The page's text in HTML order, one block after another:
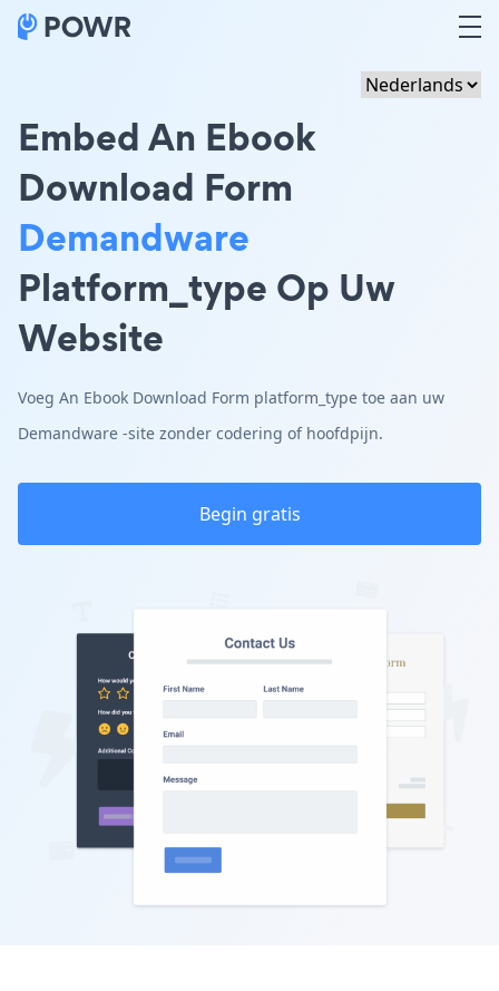
Embed An Ebook
Download Form
Demandware
Platform_type Op Uw
Website
Voeg An Ebook Download Form platform_type toe aan uw
Demandware -site zonder codering of hoofdpijn.
Begin gratis